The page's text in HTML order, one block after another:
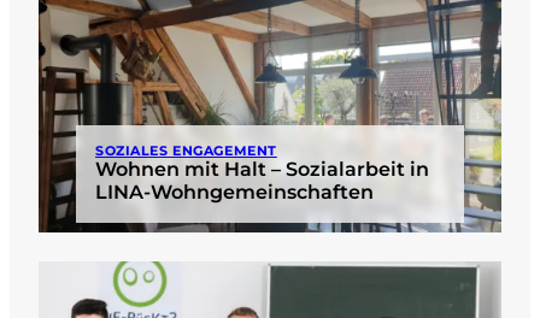
SOZIALES ENGAGEMENT
Wohnen mit Halt – Sozialarbeit in
LINA-Wohngemeinschaften